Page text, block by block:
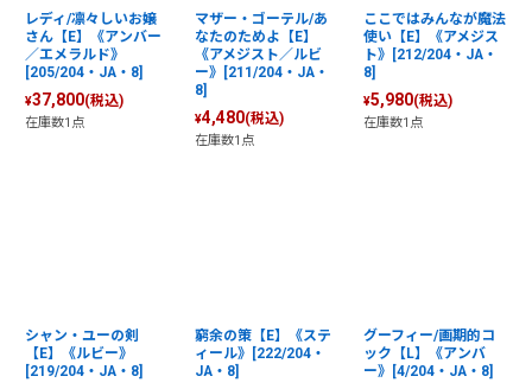
レディ/凛々しいお嬢
さん【E】《アンバー
／エメラルド》
[205/204・JA・8]
¥37,800(税込)
在庫数1点
マザー・ゴーテル/あ
なたのためよ【E】
《アメジスト／ルビ
ー》[211/204・JA・
8]
¥4,480(税込)
在庫数1点
ここではみんなが魔法
使い【E】《アメジス
ト》[212/204・JA・
8]
¥5,980(税込)
在庫数1点
シャン・ユーの剣
【E】《ルビー》
[219/204・JA・8]
窮余の策【E】《ステ
ィール》[222/204・
JA・8]
グーフィー/画期的コ
ック【L】《アンバ
ー》[4/204・JA・8]